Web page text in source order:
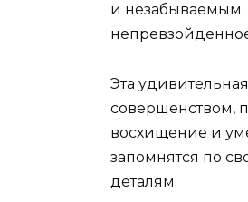
и
Эта
совершенством,
восхищение и
запомнятся по
деталям.